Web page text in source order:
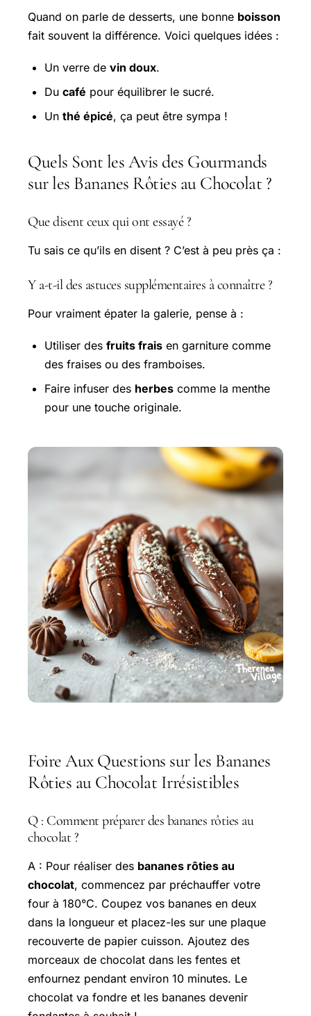
Quand on parle de desserts, une bonne boisson
fait souvent la différence. Voici quelques idées :
Un verre de vin doux.
Du café pour équilibrer le sucré.
Un thé épicé, ça peut être sympa !
Quels Sont les Avis des Gourmands
sur les Bananes Rôties au Chocolat ?
Que disent ceux qui ont essayé ?
Tu sais ce qu’ils en disent ? C’est à peu près ça :
Y a-t-il des astuces supplémentaires à connaître ?
Pour vraiment épater la galerie, pense à :
Utiliser des fruits frais en garniture comme
des fraises ou des framboises.
Faire infuser des herbes comme la menthe
pour une touche originale.
Foire Aux Questions sur les Bananes
Rôties au Chocolat Irrésistibles
Q : Comment préparer des bananes rôties au
chocolat ?
A : Pour réaliser des bananes rôties au
chocolat, commencez par préchauffer votre
four à 180°C. Coupez vos bananes en deux
dans la longueur et placez-les sur une plaque
recouverte de papier cuisson. Ajoutez des
morceaux de chocolat dans les fentes et
enfournez pendant environ 10 minutes. Le
chocolat va fondre et les bananes devenir